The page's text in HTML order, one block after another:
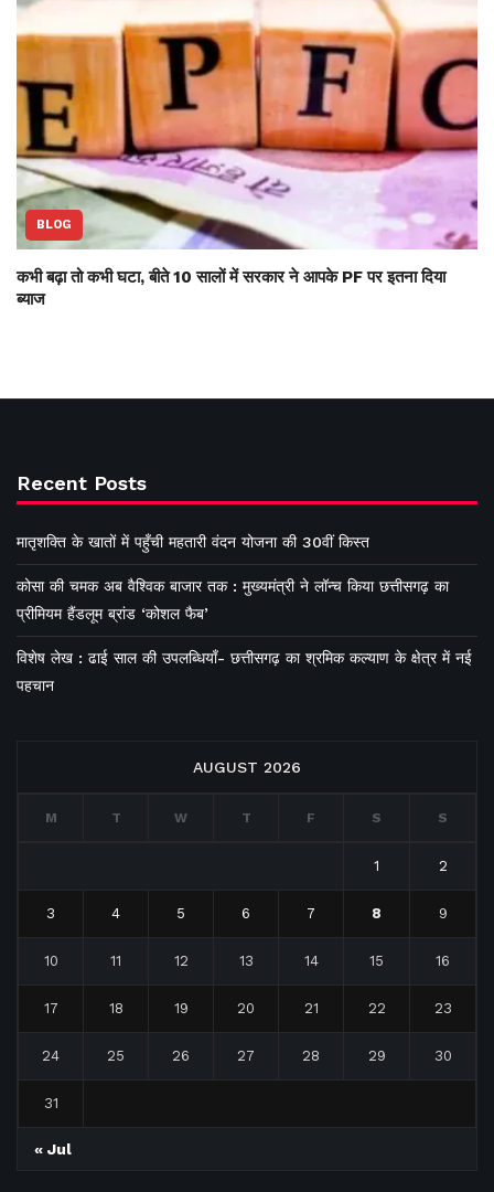
BLOG
कभी बढ़ा तो कभी घटा, बीते 10 सालों में सरकार ने आपके PF पर इतना दिया
ब्याज
Recent Posts
मातृशक्ति के खातों में पहुँची महतारी वंदन योजना की 30वीं किस्त
कोसा की चमक अब वैश्विक बाजार तक : मुख्यमंत्री ने लॉन्च किया छत्तीसगढ़ का
प्रीमियम हैंडलूम ब्रांड ‘कोशल फैब’
विशेष लेख : ढाई साल की उपलब्धियाँ- छत्तीसगढ़ का श्रमिक कल्याण के क्षेत्र में नई
पहचान
AUGUST 2026
M T W T F S S
1 2
3 4 5 6 7 8 9
10 11 12 13 14 15 16
17 18 19 20 21 22 23
24 25 26 27 28 29 30
31
« Jul